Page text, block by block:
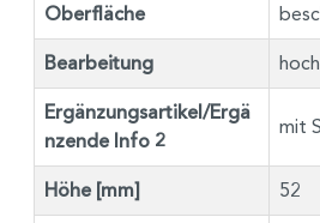
Oberfläche
Bearbeitung
Ergänzungsartikel/Ergä
nzende Info 2
mit
Höhe [mm] 52